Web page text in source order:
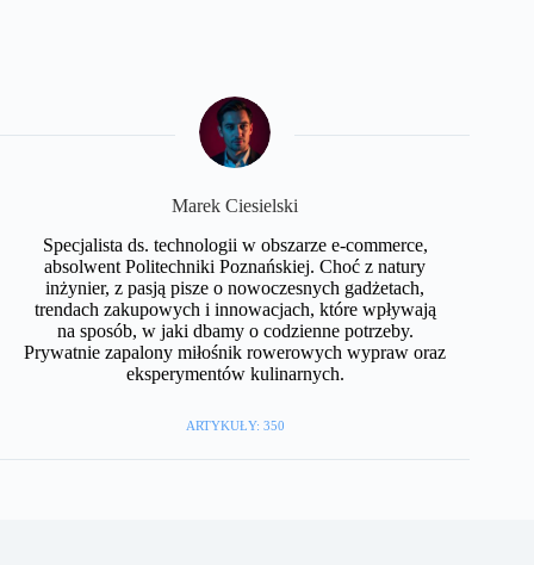
Marek Ciesielski
Specjalista ds. technologii w obszarze e-commerce,
absolwent Politechniki Poznańskiej. Choć z natury
inżynier, z pasją pisze o nowoczesnych gadżetach,
trendach zakupowych i innowacjach, które wpływają
na sposób, w jaki dbamy o codzienne potrzeby.
Prywatnie zapalony miłośnik rowerowych wypraw oraz
eksperymentów kulinarnych.
ARTYKUŁY: 350